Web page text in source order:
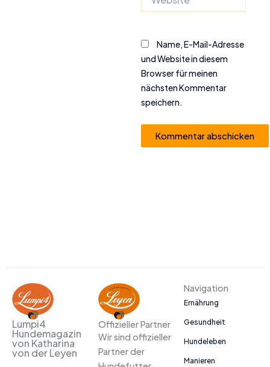
Name, E-Mail-Adresse
und Website in diesem
Browser für meinen
nächsten Kommentar
speichern.
Lumpi4
Hundemagazin
von Katharina
von der Leyen
Offizieller Partner
Wir sind offizieller
Partner der
Navigation
Ernährung
Gesundheit
Hundeleben
Manieren